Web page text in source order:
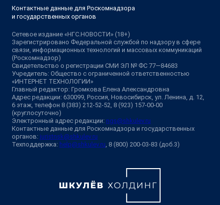
Контактные данные для Роскомнадзора
и государственных органов
Сетевое издание «НГС.НОВОСТИ» (18+)
Зарегистрировано Федеральной службой по надзору в сфере
связи, информационных технологий и массовых коммуникаций
(Роскомнадзор)
Свидетельство о регистрации СМИ ЭЛ № ФС 77—84683
Учредитель: Общество с ограниченной ответственностью
«ИНТЕРНЕТ ТЕХНОЛОГИИ»
Главный редактор: Громкова Елена Александровна
Адрес редакции: 630099, Россия, Новосибирск, ул. Ленина, д. 12,
6 этаж, телефон 8 (383) 212-52-52, 8 (923) 157-00-00
(круглосуточно)
Электронный адрес редакции: ngs@shkulev.ru
Контактные данные для Роскомнадзора и государственных
органов: juristnsk@shkulev.ru
Техподдержка: help@shkulev.ru, 8 (800) 200-03-83 (доб.3)